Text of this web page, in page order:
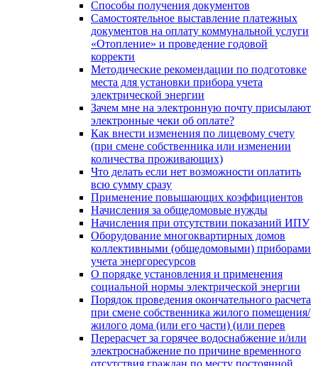
Способы получения документов
Самостоятельное выставление платежных
документов на оплату коммунальной услуги
«Отопление» и проведение годовой
корректи
Методические рекомендации по подготовке
места для установки прибора учета
электрической энергии
Зачем мне на электронную почту присылают
электронные чеки об оплате?
Как внести изменения по лицевому счету
(при смене собственника или изменении
количества проживающих)
Что делать если нет возможности оплатить
всю сумму сразу
Применение повышающих коэффициентов
Начисления за общедомовые нужды
Начисления при отсутствии показаний ИПУ
Оборудование многоквартирных домов
коллективными (общедомовыми) приборами
учета энергоресурсов
О порядке установления и применения
социальной нормы электрической энергии
Порядок проведения окончательного расчета
при смене собственника жилого помещения/
жилого дома (или его части) (или перев
Перерасчет за горячее водоснабжение и/или
электроснабжение по причине временного